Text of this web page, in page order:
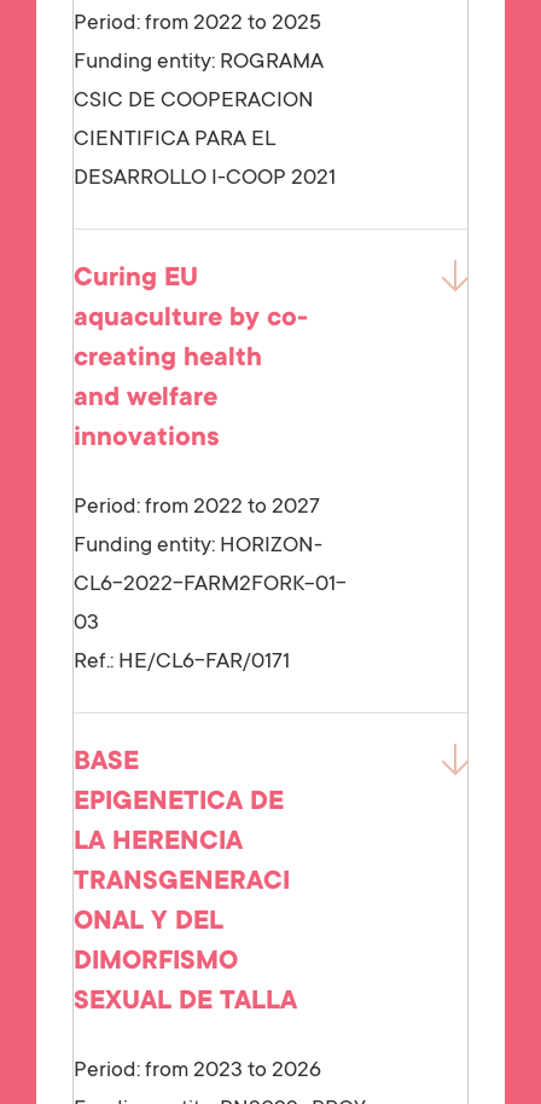
Period: from 2022 to 2025
Funding entity: ROGRAMA
CSIC DE COOPERACION
CIENTIFICA PARA EL
DESARROLLO I-COOP 2021
Curing EU
aquaculture by co-
creating health
and welfare
innovations
Period: from 2022 to 2027
Funding entity: HORIZON-
CL6-2022-FARM2FORK-01-
03
Ref.: HE/CL6-FAR/0171
BASE
EPIGENETICA DE
LA HERENCIA
TRANSGENERACI
ONAL Y DEL
DIMORFISMO
SEXUAL DE TALLA
Period: from 2023 to 2026